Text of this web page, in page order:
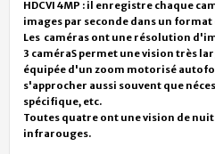
HDCVI 4MP : il enregistre chaque
images par seconde dans un format
Les caméras ont une résolution
3 caméraS permet une vision très
équipée d'un zoom motorisé
s'approcher aussi souvent que
spécifique, etc.
Toutes quatre ont unevision de
infrarouges.